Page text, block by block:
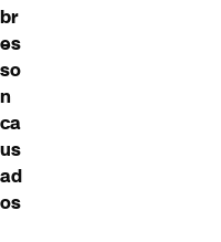
br
es
so
n
ca
us
ad
os